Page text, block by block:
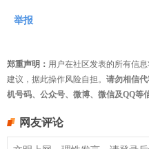
举报
郑重声明： 用户在社区发表的所有信
建议，据此操作风险自担。 请勿相信
机号码、公众号、微博、微信及QQ等
网友评论